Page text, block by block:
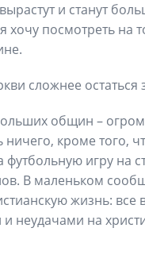
и станут
хочу посмотреть
сложнее остаться
общин –
ничего, кроме того,
игру на
В маленьком
жизнь: все
на